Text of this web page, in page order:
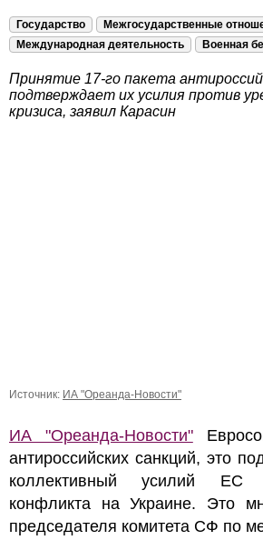
Государство
Межгосударственные
Международная деятельность
Военная
Принятие 17-го пакета
подтверждает их усилия против
кризиса, заявил Карасин
Источник: ИА "Ореанда-Новости"
ИА "Ореанда-Новости"
антироссийских санкций, это
коллективный усилий ЕС
конфликта на Украине. Это
председателя комитета СФ по